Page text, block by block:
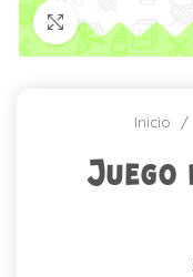
Click para
Inicio
Juego